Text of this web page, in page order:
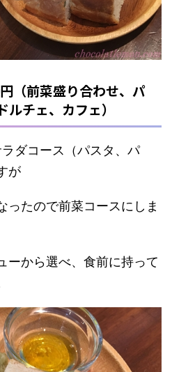
（前菜盛り合わせ、パ
ルチェ、カフェ）
ダコース（パスタ、パ
が
ったので前菜コースにしま
ーから選べ、食前に持って